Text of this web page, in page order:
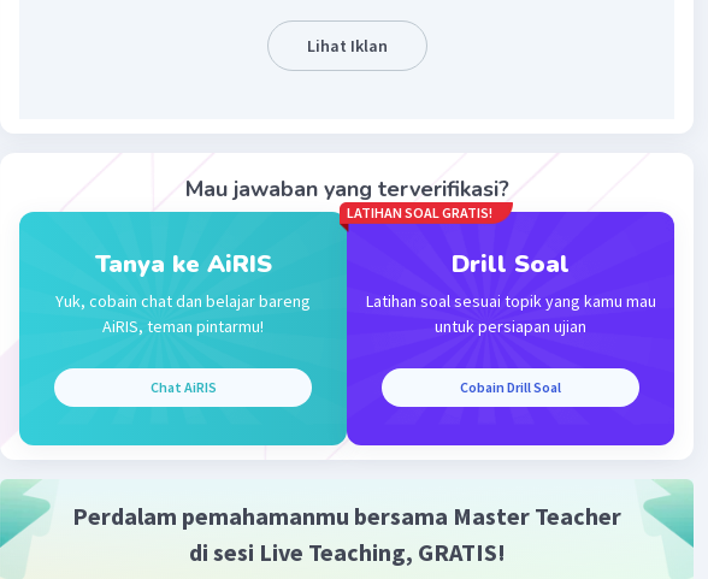
Lihat Iklan
Mau jawaban yang terverifikasi?
Tanya ke AiRIS
Yuk, cobain chat dan belajar bareng
AiRIS, teman pintarmu!
Chat AiRIS
LATIHAN SOAL GRATIS!
Drill Soal
Latihan soal sesuai topik yang kamu mau
untuk persiapan ujian
Cobain Drill Soal
Perdalam pemahamanmu bersama Master Teacher
di sesi Live Teaching, GRATIS!